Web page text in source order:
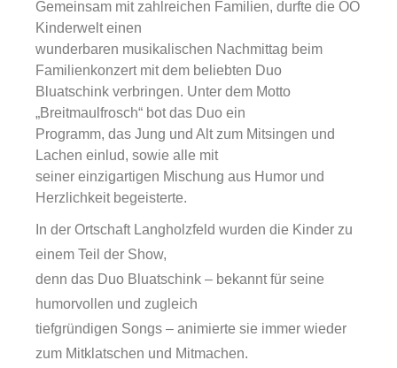
Gemeinsam mit zahlreichen Familien, durfte die OÖ
Kinderwelt einen
wunderbaren musikalischen Nachmittag beim
Familienkonzert mit dem beliebten Duo
Bluatschink verbringen. Unter dem Motto
„Breitmaulfrosch“ bot das Duo ein
Programm, das Jung und Alt zum Mitsingen und
Lachen einlud, sowie alle mit
seiner einzigartigen Mischung aus Humor und
Herzlichkeit begeisterte.
In der Ortschaft Langholzfeld wurden die Kinder zu
einem Teil der Show,
denn das Duo Bluatschink – bekannt für seine
humorvollen und zugleich
tiefgründigen Songs – animierte sie immer wieder
zum Mitklatschen und Mitmachen.